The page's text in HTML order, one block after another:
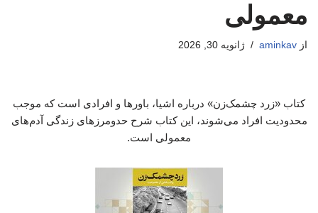
معمولی
از aminkav ژانویه 30, 2026
کتاب «زرد چشمک‌زن» درباره اشیا، باورها و افرادی است که موجب
محدودیت افراد می‌شوند، این کتاب شرح حدومرزهای زندگی آدم‌های
معمولی است.